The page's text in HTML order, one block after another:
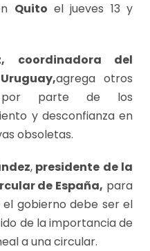
Quito el jueves 13 y
coordinadora del
agrega otros
por parte de los
y desconfianza en
obsoletas.
,presidente de la
de España, para
gobierno debe ser el
de la importancia de
a una circular.